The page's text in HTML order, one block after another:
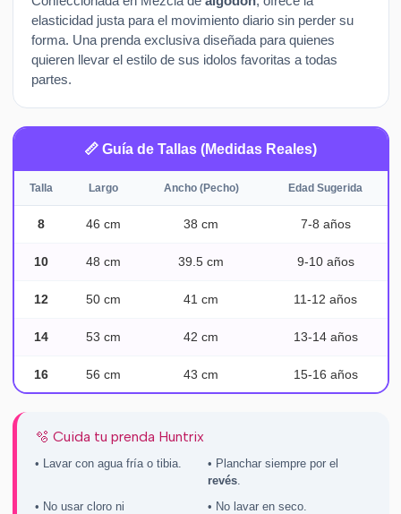
elasticidad justa para el movimiento diario sin perder su
forma. Una prenda exclusiva diseñada para quienes
quieren llevar el estilo de sus idolos favoritas a todas
partes.
📏 Guía de Tallas (Medidas Reales)
Talla Largo Ancho (Pecho) Edad Sugerida
8 46 cm 38 cm 7-8 años
10 48 cm 39.5 cm 9-10 años
12 50 cm 41 cm 11-12 años
14 53 cm 42 cm 13-14 años
16 56 cm 43 cm 15-16 años
🫧 Cuida tu prenda Huntrix
• Lavar con agua fría o tibia.
• Planchar siempre por el
revés.
• No usar cloro ni
• No lavar en seco.